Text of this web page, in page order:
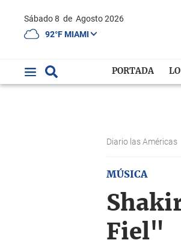
Sábado 8 de Agosto 2026
92°F MIAMI
PORTADA
Diario las Américas
MÚSICA
Fiel"